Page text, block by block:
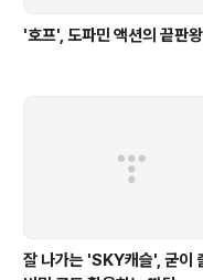
'호프', 도파민 액션의 끝판왕
잘 나가는 'SKY캐슬', 굳이